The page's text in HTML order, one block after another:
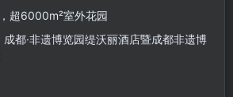
超6000m²室外花园
都·非遗博览园缇沃丽酒店暨成都非遗博